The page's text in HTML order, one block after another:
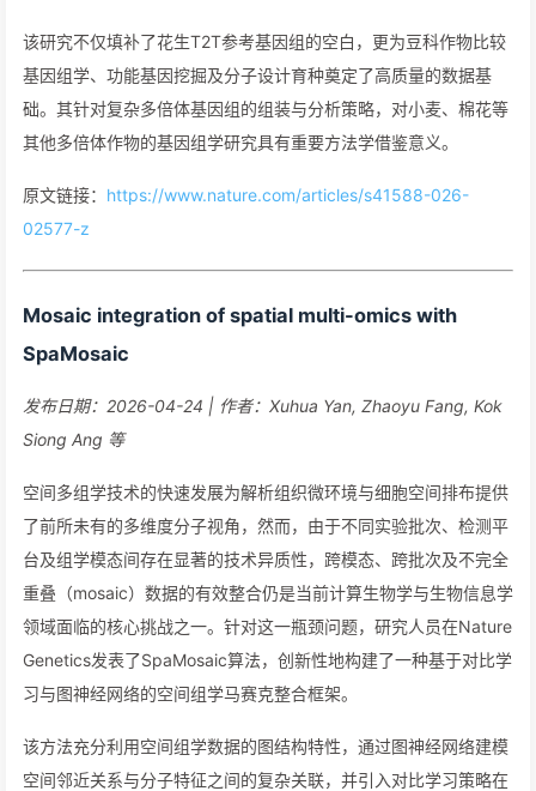
该研究不仅填补了花生T2T参考基因组的空白，更为豆科作物比较
基因组学、功能基因挖掘及分子设计育种奠定了高质量的数据基
础。其针对复杂多倍体基因组的组装与分析策略，对小麦、棉花等
其他多倍体作物的基因组学研究具有重要方法学借鉴意义。
原文链接： https://www.nature.com/articles/s41588-026-
02577-z
Mosaic integration of spatial multi-omics with
SpaMosaic
发布日期：2026-04-24 | 作者：Xuhua Yan, Zhaoyu Fang, Kok
Siong Ang 等
空间多组学技术的快速发展为解析组织微环境与细胞空间排布提供
了前所未有的多维度分子视角，然而，由于不同实验批次、检测平
台及组学模态间存在显著的技术异质性，跨模态、跨批次及不完全
重叠（mosaic）数据的有效整合仍是当前计算生物学与生物信息学
领域面临的核心挑战之一。针对这一瓶颈问题，研究人员在Nature
Genetics发表了SpaMosaic算法，创新性地构建了一种基于对比学
习与图神经网络的空间组学马赛克整合框架。
该方法充分利用空间组学数据的图结构特性，通过图神经网络建模
空间邻近关系与分子特征之间的复杂关联，并引入对比学习策略在